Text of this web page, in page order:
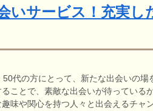
いサービス！充実し
代の方にとって、新たな出会いの場
ことで、素敵な出会いが待っている
味や関心を持つ人々と出会えるチャ